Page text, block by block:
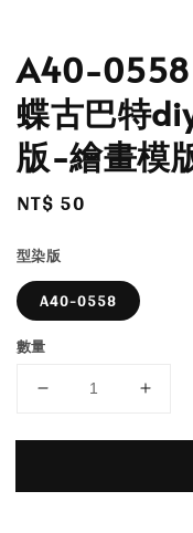
A40-0558
蝶古巴特
版-繪畫模
Regular
NT$ 50
型染版
A40-0558
數量